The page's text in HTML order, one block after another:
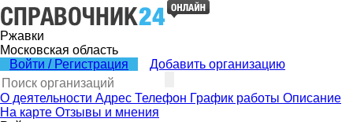
Ржавки
Московская область
Войти / Регистрация
Добавить организацию
О деятельности Адрес Телефон График работы Описание
На карте Отзывы и мнения